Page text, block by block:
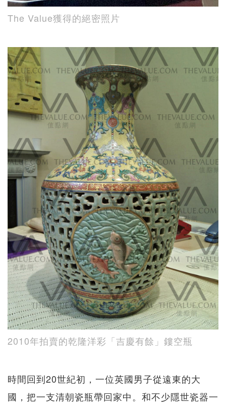
The Value獲得的絕密照片
2010年拍賣的乾隆洋彩「吉慶有餘」鏤空瓶
時間回到20世紀初，一位英國男子從遠東的大
國，把一支清朝瓷瓶帶回家中。和不少隱世瓷器一